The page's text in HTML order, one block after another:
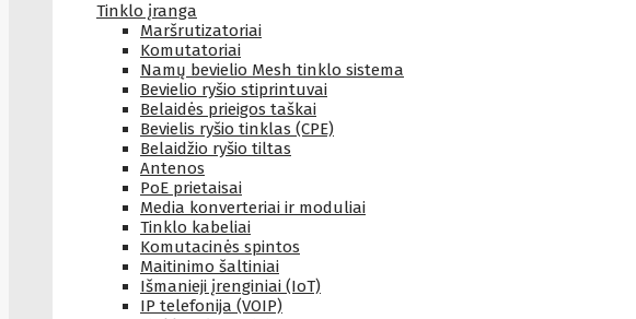
Tinklo įranga
Maršrutizatoriai
Komutatoriai
Namų bevielio Mesh tinklo sistema
Bevielio ryšio stiprintuvai
Belaidės prieigos taškai
Bevielis ryšio tinklas (CPE)
Belaidžio ryšio tiltas
Antenos
PoE prietaisai
Media konverteriai ir moduliai
Tinklo kabeliai
Komutacinės spintos
Maitinimo šaltiniai
Išmanieji įrenginiai (IoT)
IP telefonija (VOIP)